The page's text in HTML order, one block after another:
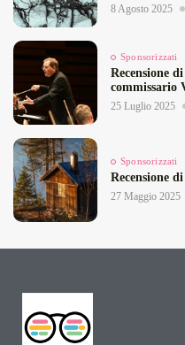
8 Agosto 2025
Sponsorizzati
Recensione
commissario
25 Luglio 2025
Sponsorizzati
Recensione
27 Maggio 2025